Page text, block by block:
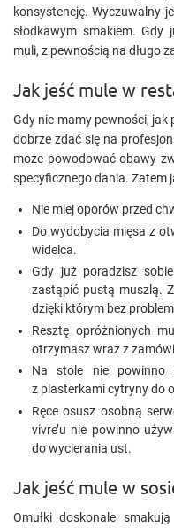
konsystencję. Wyczuwalny
słodkawym smakiem. Gdy
muli, z pewnością na długo
Jak jeść mule w
Gdy nie mamy pewności,
dobrze zdać się na
może powodować obawy
specyficznego dania. Zatem
Nie miej oporów przed
Do wydobycia mięsa z
widelca.
Gdy już poradzisz
zastąpić pustą muszlą.
dzięki którym bez
Resztę opróżnionych
otrzymasz wraz z
Na stole nie powinno
z plasterkami cytryny do
Ręce osusz osobną
vivre’u nie powinno
do wycierania ust.
Jak jeść mule w
Omułki doskonale